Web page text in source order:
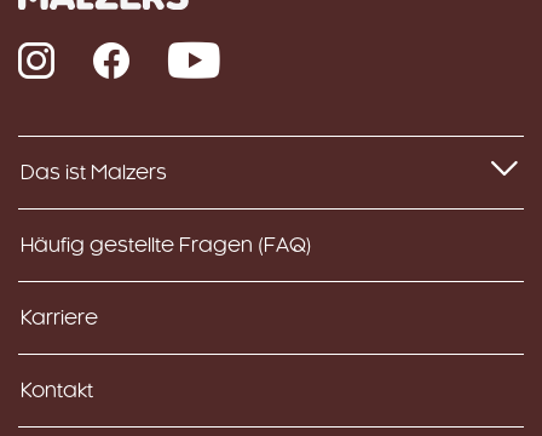
InstagramFacebook YouTube
Das ist Malzers
Häufig gestellte Fragen (FAQ)
Karriere
Kontakt